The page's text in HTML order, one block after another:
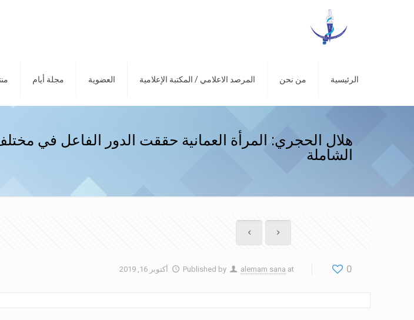
الرئيسية من نحن المرصد الاعلامي / المكتبة الإعلامية العضوية مجلة أيام
هلال الحجري: المرأة العمانية حققت الدور الفاعل في
الشاملة
0
Published by alemam sana at أكتوبر 16, 2019